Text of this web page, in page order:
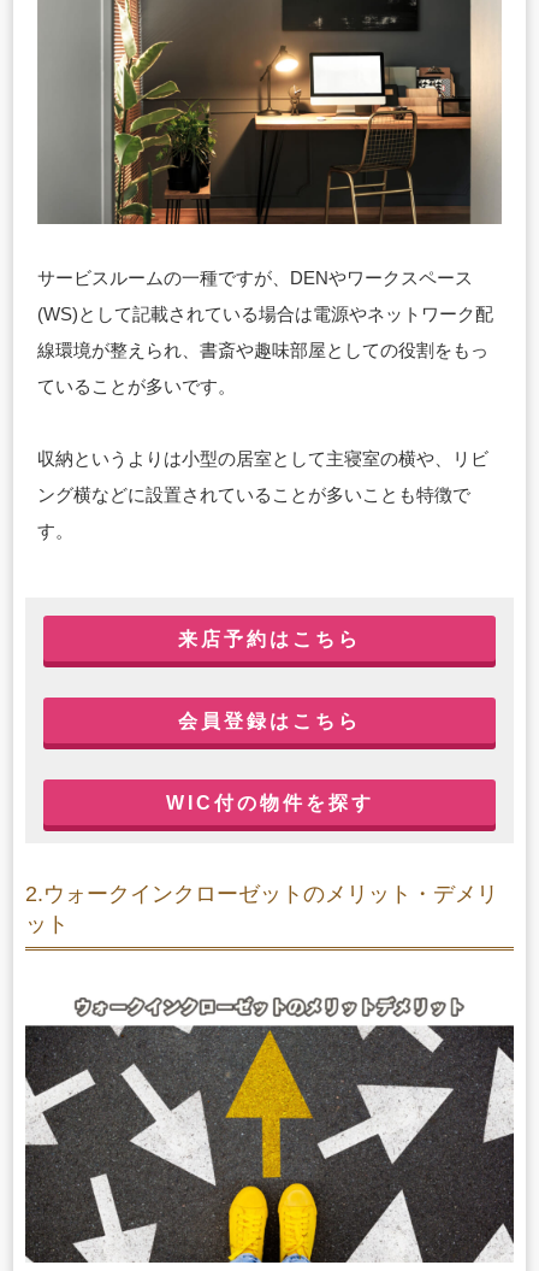
サービスルームの一種ですが、DENやワークスペース
(WS)として記載されている場合は電源やネットワーク配
線環境が整えられ、書斎や趣味部屋としての役割をもっ
ていることが多いです。
収納というよりは小型の居室として主寝室の横や、リビ
ング横などに設置されていることが多いことも特徴で
す。
来店予約はこちら
会員登録はこちら
WIC付の物件を探す
2.ウォークインクローゼットのメリット・デメリ
ット